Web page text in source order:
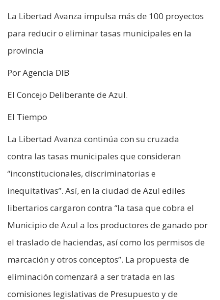
La Libertad Avanza impulsa más de 100 proyectos
para reducir o eliminar tasas municipales en la
provincia
Por Agencia DIB
El Concejo Deliberante de Azul.
El Tiempo
La Libertad Avanza continúa con su cruzada
contra las tasas municipales que consideran
“inconstitucionales, discriminatorias e
inequitativas”. Así, en la ciudad de Azul ediles
libertarios cargaron contra “la tasa que cobra el
Municipio de Azul a los productores de ganado por
el traslado de haciendas, así como los permisos de
marcación y otros conceptos”. La propuesta de
eliminación comenzará a ser tratada en las
comisiones legislativas de Presupuesto y de